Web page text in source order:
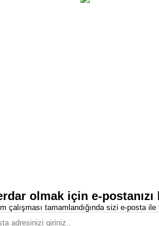
olmak için e-postanızı
çalışması tamamlandığında sizi e-posta